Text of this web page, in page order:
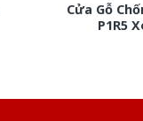
Cửa Gỗ
P1R5